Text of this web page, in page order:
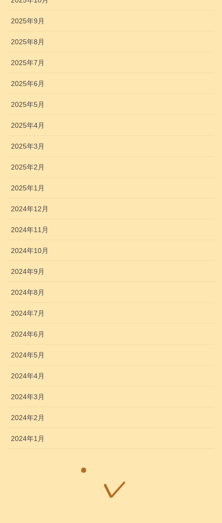
2025年9月
2025年8月
2025年7月
2025年6月
2025年5月
2025年4月
2025年3月
2025年2月
2025年1月
2024年12月
2024年11月
2024年10月
2024年9月
2024年8月
2024年7月
2024年6月
2024年5月
2024年4月
2024年3月
2024年2月
2024年1月